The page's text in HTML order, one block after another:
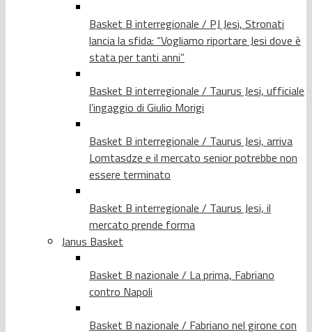
Basket B interregionale / PJ Jesi, Stronati
lancia la sfida: “Vogliamo riportare Jesi dove è
stata per tanti anni”
Basket B interregionale / Taurus Jesi, ufficiale
l’ingaggio di Giulio Morigi
Basket B interregionale / Taurus Jesi, arriva
Lomtasdze e il mercato senior potrebbe non
essere terminato
Basket B interregionale / Taurus Jesi, il
mercato prende forma
Janus Basket
Basket B nazionale / La prima, Fabriano
contro Napoli
Basket B nazionale / Fabriano nel girone con